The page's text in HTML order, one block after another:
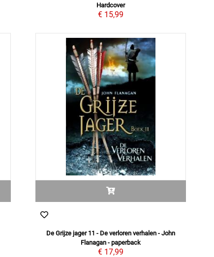
Hardcover
€ 15,99
De Grijze jager 11 - De verloren verhalen - John
Flanagan - paperback
€ 17,99